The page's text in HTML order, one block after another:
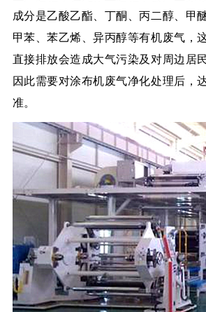
成分是乙酸乙酯、丁酮、丙二醇、甲
甲苯、苯乙烯、异丙醇等有机废气，
直接排放会造成大气污染及对周边居
因此需要对涂布机废气净化处理后，
准。